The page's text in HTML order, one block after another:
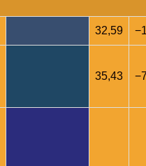
32,59
35,43